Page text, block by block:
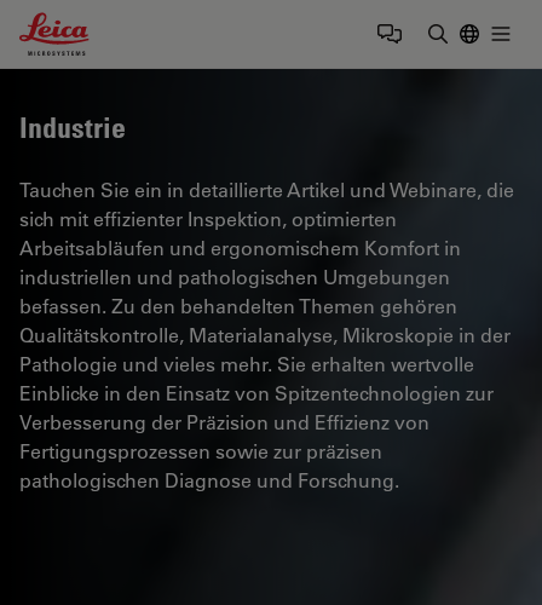
Leica Microsystems Logo
Industrie
Tauchen Sie ein in detaillierte Artikel und Webinare, die
sich mit effizienter Inspektion, optimierten
Arbeitsabläufen und ergonomischem Komfort in
industriellen und pathologischen Umgebungen
befassen. Zu den behandelten Themen gehören
Qualitätskontrolle, Materialanalyse, Mikroskopie in der
Pathologie und vieles mehr. Sie erhalten wertvolle
Einblicke in den Einsatz von Spitzentechnologien zur
Verbesserung der Präzision und Effizienz von
Fertigungsprozessen sowie zur präzisen
pathologischen Diagnose und Forschung.